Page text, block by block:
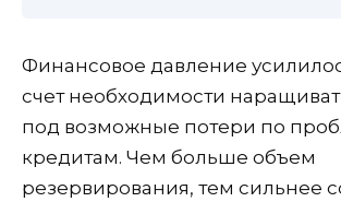
Финансовое давление
счет необходимости
под возможные потери по
кредитам. Чем больше объем
резервирования, тем сильнее